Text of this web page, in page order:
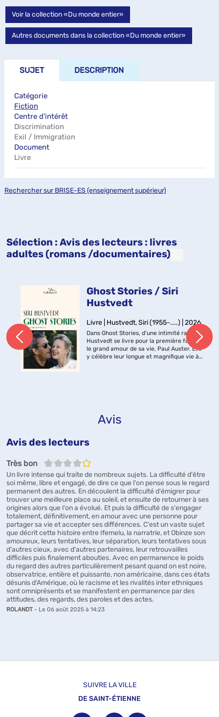
Voir la collection «Du monde entier»
Autres documents dans la collection «Du monde entier»
SUJET DESCRIPTION
Catégorie
Fiction
Centre d'intérêt
Discrimination
Exil / Immigration
Document
Livre
Rechercher sur BRISE-ES (enseignement supérieur)
Sélection : Avis des lecteurs : livres
adultes (romans /documentaires)
Ghost Stories / Siri
Hustvedt
Livre | Hustvedt, Siri (1955-....) | 2026
Dans Ghost Stories, d'une intimité rare, Siri
Hustvedt se livre pour la première fois sur
le grand amour de sa vie, Paul Auster. Elle
y célèbre leur longue et magnifique vie à
Avis
Avis des lecteurs
Très bon 4/5
Un livre intense qui traite de nombreux sujets. La difficulté d'être
soi même, libre et engagé, de dire ce que l'on pense sous le regard
permanent des autres. En découlent la difficulté d'émigrer pour
trouver une meilleure place au soleil, et ensuite de retourner à ses
origines alors que l'on a évolué. Et puis la difficulté de s'engager
totalement, définitivement, en amour avec une personne pour
partager sa vie et accepter ses différences. C'est un vaste sujet
que décrit cette histoire entre Ifemelu, la narratrie, et Obinze son
amoureux, leurs tentatives, leur séparation, leurs tentatives sous
d'autres cieux, avec d'autres partenaires, leur retrouvailles
difficiles puis finalement abouties. Avec en permanence le poids
du regard des autres particulièrement pesant quand on est noire,
observatrice, entière et puissante, non américaine, dans ces états
désunis d'Amérique, où le racisme et les rivalités inter ethniques
sont omniprésents et se manifestent en permanence par des
attitudes, des regards, des paroles et des actes.
ROLANDT - Le 06 août 2025 à 14:23
SUIVRE LA VILLE
DE SAINT-ÉTIENNE